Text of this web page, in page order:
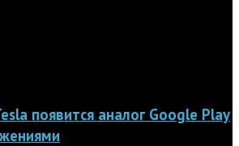
появится аналог Google Play